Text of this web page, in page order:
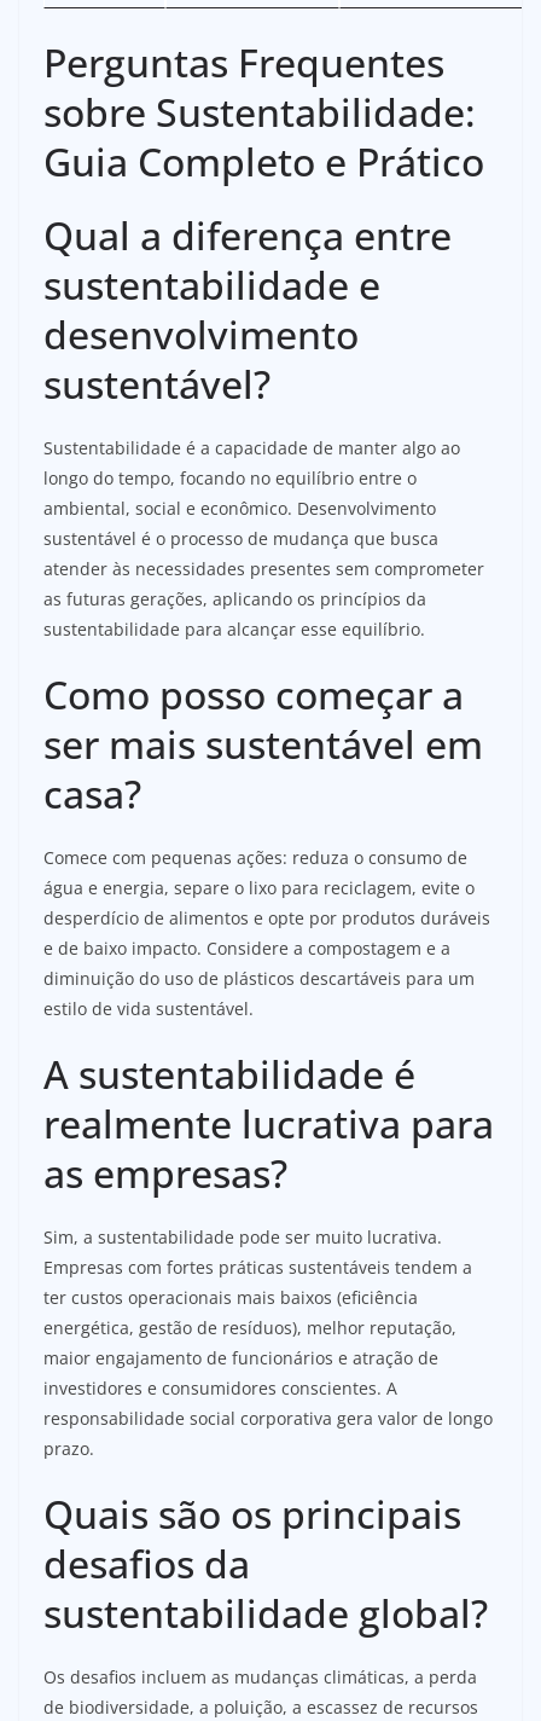
Perguntas Frequentes
sobre Sustentabilidade:
Guia Completo e Prático
Qual a diferença entre
sustentabilidade e
desenvolvimento
sustentável?
Sustentabilidade é a capacidade de manter algo ao
longo do tempo, focando no equilíbrio entre o
ambiental, social e econômico. Desenvolvimento
sustentável é o processo de mudança que busca
atender às necessidades presentes sem comprometer
as futuras gerações, aplicando os princípios da
sustentabilidade para alcançar esse equilíbrio.
Como posso começar a
ser mais sustentável em
casa?
Comece com pequenas ações: reduza o consumo de
água e energia, separe o lixo para reciclagem, evite o
desperdício de alimentos e opte por produtos duráveis
e de baixo impacto. Considere a compostagem e a
diminuição do uso de plásticos descartáveis para um
estilo de vida sustentável.
A sustentabilidade é
realmente lucrativa para
as empresas?
Sim, a sustentabilidade pode ser muito lucrativa.
Empresas com fortes práticas sustentáveis tendem a
ter custos operacionais mais baixos (eficiência
energética, gestão de resíduos), melhor reputação,
maior engajamento de funcionários e atração de
investidores e consumidores conscientes. A
responsabilidade social corporativa gera valor de longo
prazo.
Quais são os principais
desafios da
sustentabilidade global?
Os desafios incluem as mudanças climáticas, a perda
de biodiversidade, a poluição, a escassez de recursos